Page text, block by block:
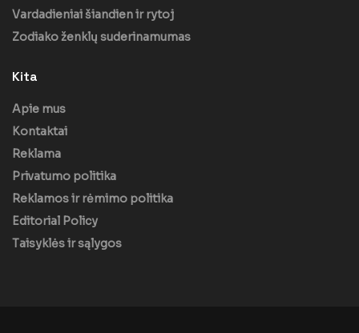
Vardadieniai šiandien ir rytoj
Zodiako ženklų suderinamumas
Kita
Apie mus
Kontaktai
Reklama
Privatumo politika
Reklamos ir rėmimo politika
Editorial Policy
Taisyklės ir sąlygos